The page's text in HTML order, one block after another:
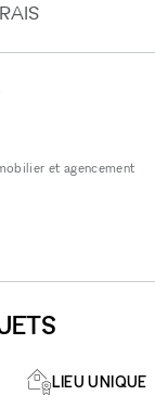
et agencement
LIEU UNIQUE